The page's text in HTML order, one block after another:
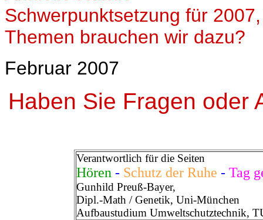
Schwerpunktsetzung für
Themen brauchen wir dazu?
Februar 2007
Haben Sie Fragen oder
Verantwortlich für die Seiten
Hören - Schutz der Ruhe - Tag
Gunhild Preuß-Bayer,
Dipl.-Math / Genetik, Uni-München
Aufbaustudium Umweltschutztechnik,